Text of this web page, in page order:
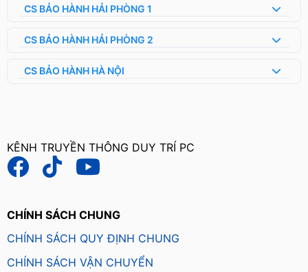
CS BẢO HÀNH HẢI PHÒNG 1
CS BẢO HÀNH HẢI PHÒNG 2
CS BẢO HÀNH HÀ NỘI
KÊNH TRUYỀN THÔNG DUY TRÍ PC
CHÍNH SÁCH CHUNG
CHÍNH SÁCH QUY ĐỊNH CHUNG
CHÍNH SÁCH VẬN CHUYỂN